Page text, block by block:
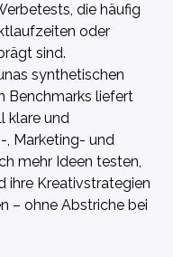
die häufig
oder
sind.
synthetischen
Benchmarks liefert
klare und
, Marketing- und
mehr Ideen testen,
ihre Kreativstrategien
– ohne Abstriche bei